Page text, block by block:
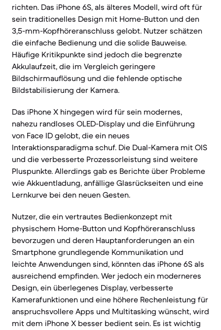
richten. Das iPhone 6S, als älteres Modell, wird oft für
sein traditionelles Design mit Home-Button und den
3,5-mm-Kopfhöreranschluss gelobt. Nutzer schätzen
die einfache Bedienung und die solide Bauweise.
Häufige Kritikpunkte sind jedoch die begrenzte
Akkulaufzeit, die im Vergleich geringere
Bildschirmauflösung und die fehlende optische
Bildstabilisierung der Kamera.
Das iPhone X hingegen wird für sein modernes,
nahezu randloses OLED-Display und die Einführung
von Face ID gelobt, die ein neues
Interaktionsparadigma schuf. Die Dual-Kamera mit OIS
und die verbesserte Prozessorleistung sind weitere
Pluspunkte. Allerdings gab es Berichte über Probleme
wie Akkuentladung, anfällige Glasrückseiten und eine
Lernkurve bei den neuen Gesten.
Nutzer, die ein vertrautes Bedienkonzept mit
physischem Home-Button und Kopfhöreranschluss
bevorzugen und deren Hauptanforderungen an ein
Smartphone grundlegende Kommunikation und
leichte Anwendungen sind, könnten das iPhone 6S als
ausreichend empfinden. Wer jedoch ein moderneres
Design, ein überlegenes Display, verbesserte
Kamerafunktionen und eine höhere Rechenleistung für
anspruchsvollere Apps und Multitasking wünscht, wird
mit dem iPhone X besser bedient sein. Es ist wichtig